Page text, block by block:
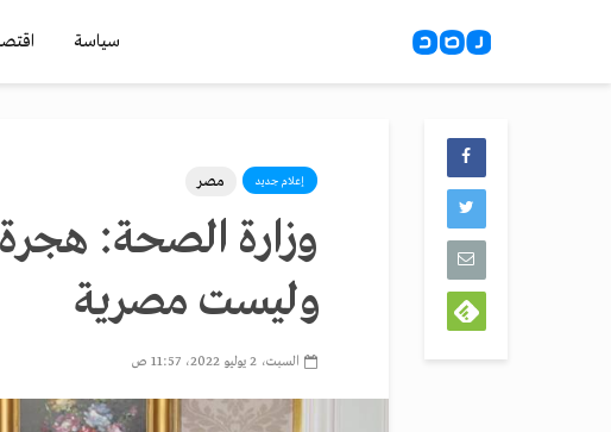
سياسة
إعلام جديد مصر
وزارة الصحة: هجرة
وليست مصرية
السبت، 2 يوليو 2022، 11:57 ص